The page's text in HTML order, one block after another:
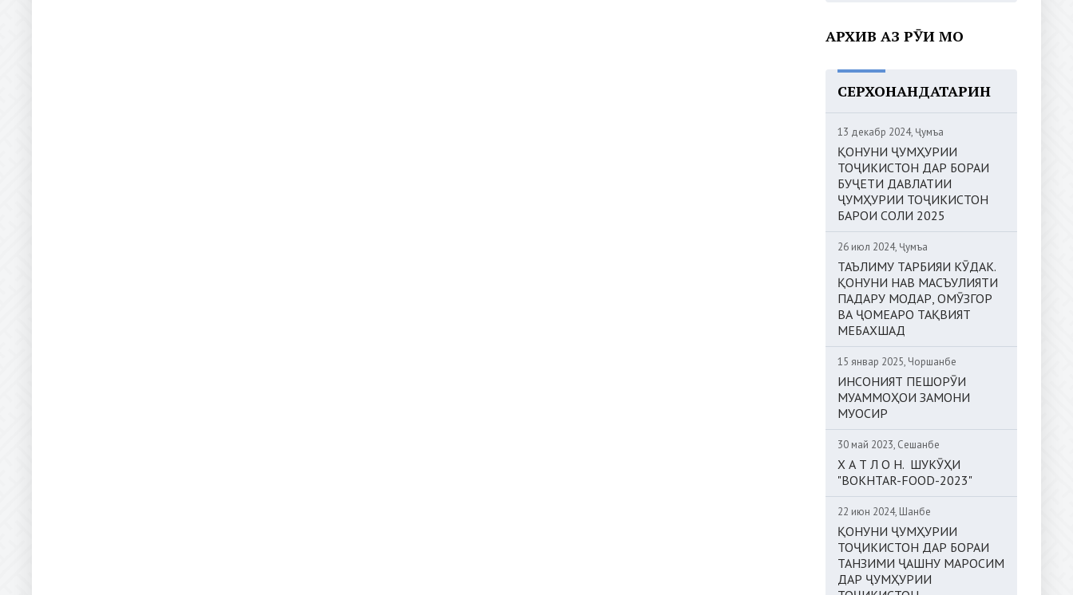
АРХИВ АЗ РӮИ МОҲ
СЕРХОНАНДАТАРИН
13 декабр 2024, Ҷумъа
ҚОНУНИ ҶУМҲУРИИ
ТОҶИКИСТОН ДАР БОРАИ
БУҶЕТИ ДАВЛАТИИ
ҶУМҲУРИИ ТОҶИКИСТОН
БАРОИ СОЛИ 2025
26 июл 2024, Ҷумъа
ТАЪЛИМУ ТАРБИЯИ КӮДАК.
ҚОНУНИ НАВ МАСЪУЛИЯТИ
ПАДАРУ МОДАР, ОМӮЗГОР
ВА ҶОМЕАРО ТАҚВИЯТ
МЕБАХШАД
15 январ 2025, Чоршанбе
ИНСОНИЯТ ПЕШОРӮИ
МУАММОҲОИ ЗАМОНИ
МУОСИР
30 май 2023, Сешанбе
Х А Т Л О Н. ШУКӮҲИ
"BOKHTAR-FOOD-2023"
22 июн 2024, Шанбе
ҚОНУНИ ҶУМҲУРИИ
ТОҶИКИСТОН ДАР БОРАИ
ТАНЗИМИ ҶАШНУ МАРОСИМ
ДАР ҶУМҲУРИИ